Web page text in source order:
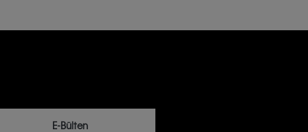
E-Bülten